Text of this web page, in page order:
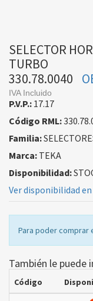
SELECTOR
TURBO
330.78.0040
IVA Incluido
P.V.P.: 17.17
Código RML:
Familia:
Marca: TEKA
Disponibilidad:
Ver disponibilidad
Para poder comprar
También le puede
Código